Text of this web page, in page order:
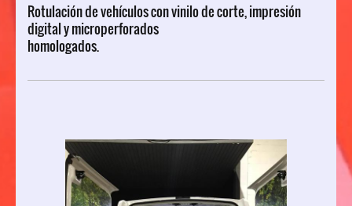
Rotulación de vehículos con vinilo de corte, impresión
digital y microperforados
homologados.